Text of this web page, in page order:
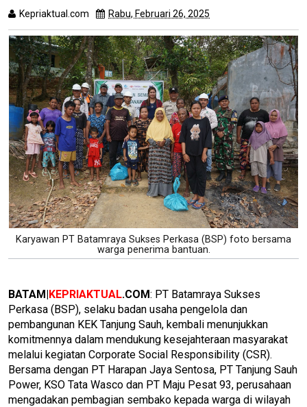
Kepriaktual.com Rabu, Februari 26, 2025
Karyawan PT Batamraya Sukses Perkasa (BSP) foto bersama
warga penerima bantuan.
BATAM|KEPRIAKTUAL.COM: PT Batamraya Sukses
Perkasa (BSP), selaku badan usaha pengelola dan
pembangunan KEK Tanjung Sauh, kembali menunjukkan
komitmennya dalam mendukung kesejahteraan masyarakat
melalui kegiatan Corporate Social Responsibility (CSR).
Bersama dengan PT Harapan Jaya Sentosa, PT Tanjung Sauh
Power, KSO Tata Wasco dan PT Maju Pesat 93, perusahaan
mengadakan pembagian sembako kepada warga di wilayah